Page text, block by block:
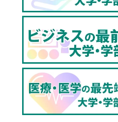
【東京農工大学工学部】オ
ものづくり
https://
v=s073c_p6z5M
▼東京農工大学のホームペ
http://www.tuat.ac.jp/